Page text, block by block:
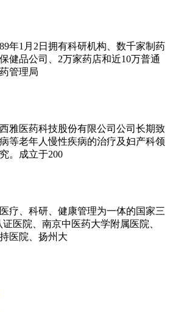
年1月2日拥有科研机构、数千家制药
健品公司、2万家药店和近10万普通
管理局
雅医药科技股份有限公司公司长期致
等老年人慢性疾病的治疗及妇产科领
。成立于200
疗、科研、健康管理为一体的国家三
医院、南京中医药大学附属医院、
医院、扬州大